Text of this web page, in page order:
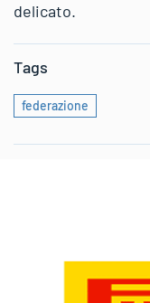
delicato.
Tags
federazione